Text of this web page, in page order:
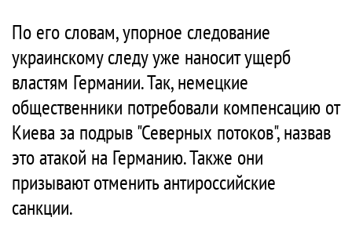
По его словам, упорное следование
украинскому следу уже наносит ущерб
властям Германии. Так, немецкие
общественники потребовали компенсацию от
Киева за подрыв "Северных потоков", назвав
это атакой на Германию. Также они
призывают отменить антироссийские
санкции.